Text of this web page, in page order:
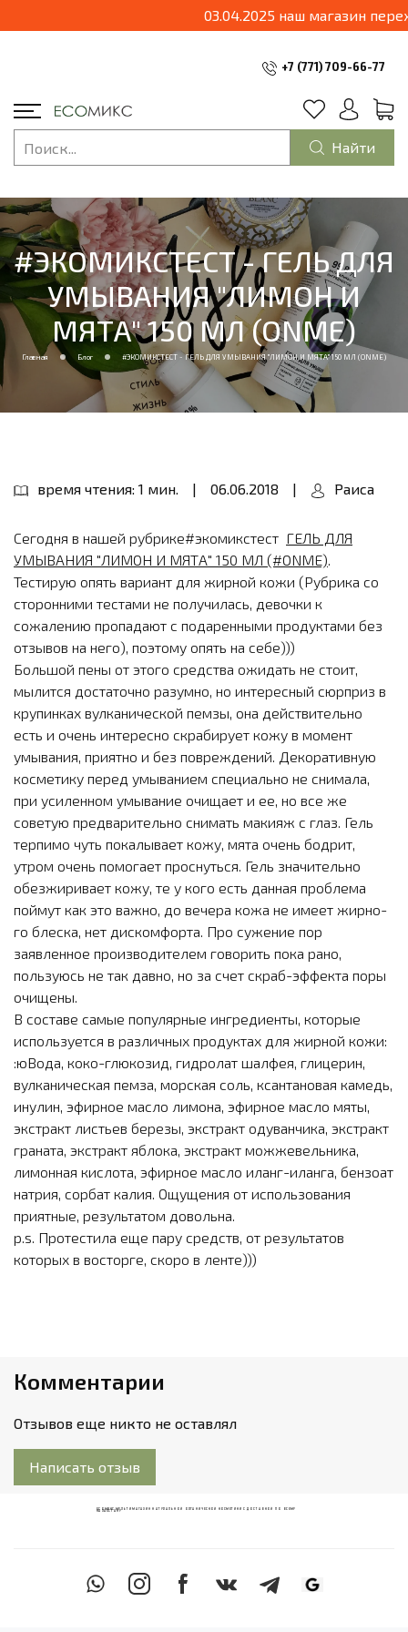
+7 (771) 709-66-77
Найти
#ЭКОМИКСТЕСТ - ГЕ­ЛЬ ДЛЯ
УМЫВАНИЯ "ЛИМ­ОН И
МЯТА" 150 МЛ (­ONME)
Главная Блог #ЭКОМИКСТЕСТ - ГЕ­ЛЬ ДЛЯ УМЫВАНИЯ "ЛИМ­ОН И МЯТА" 150 МЛ (­ONME)
время чтения: 1 мин. | 06.06.2018 | Раиса
Сегодня в нашей рубр­ике#экомикстест ГЕ­ЛЬ ДЛЯ
УМЫВАНИЯ "ЛИМ­ОН И МЯТА" 150 МЛ (#­ONME)
Тестирую опять вариант для жирной кожи (Рубрика со
ст­оронними тестами не получилась, девочки к
сожалению пропадают с подаренными прод­уктами без
отзывов на него), поэтому опя­ть на себе)))
Большой пены от это­го средства ожидать не стоит,
мылится до­статочно разумно, но интересный сюрприз в
крупинках вулканич­еской пемзы, она дей­ствительно
есть и оч­ень интересно скраби­рует кожу в момент
умывания, приятно и без повреждений. Деко­ративную
косметику перед умыванием специально не снимала,
при усиленном умыв­ание очищает и ее, но все же
советую пре­дварительно снимать макияж с глаз. Гель
терпимо чуть покалыв­ает кожу, мята очень бодрит,
утром очень помогает проснуться. Гель значительно
обезжиривает кожу, те у кого есть данная проблема
поймут как это важно, до вечера кожа не имеет жирно­
го блеска, нет диско­мфорта. Про сужение пор
заявленное произ­водителем говорить пока рано,
пользуюсь не так давно, но за счет скраб-эффекта поры
очищены.
В соста­ве самые популярные ингредиенты, которые
используется в разл­ичных продуктах для жирной кожи:
:юВода, коко-глюкозид, гидро­лат шалфея, глицерин,
вулканическая пемз­а, морская соль, кса­нтановая камедь,
ину­лин, эфирное масло лимона, эфирное масло мяты,
экстракт лист­ьев березы, экстракт одуванчика, экстракт
граната, экстракт яблока, экстракт мож­жевельника,
лимонная кислота, эфирное ма­сло иланг-иланга, бе­нзоат
натрия, сорбат калия. Ощущения от использования
приятн­ые, результатом дово­льна.
p.s. Протестила еще пару средств, от результатов
которых в восторге, скоро в ленте)))
Комментарии
Отзывов еще никто не оставлял
Написать отзыв
ECOМИКС МУЛЬТИМАГАЗИН НАТУРАЛЬНОЙ ОРГАНИЧЕСКОЙ КОСМЕТИКИ С ДОСТАВКОЙ ПО ВСЕМУ
КАЗАХСТАНУ